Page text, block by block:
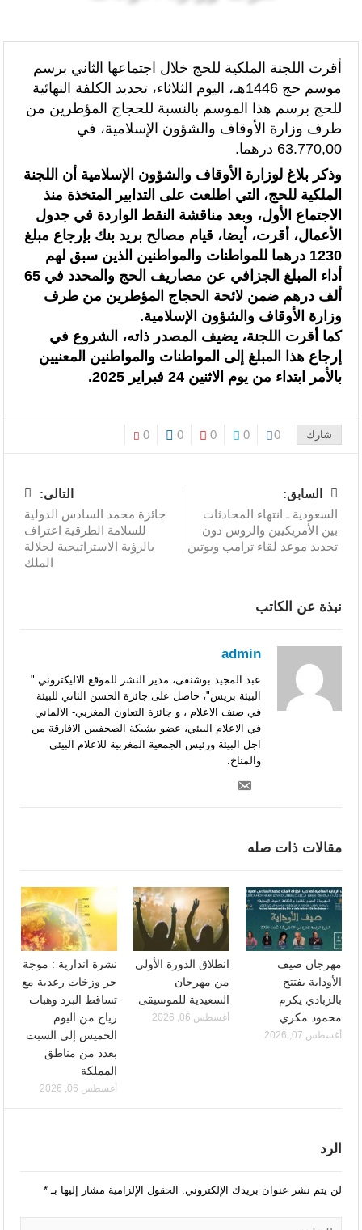
شمال إفريقيا والساحل وغرب إفريقيا (ANSCO) .(بيان صحفي )
قراءة سوسيولوجية :أزمة العبور الجماعي الأخيرة نحو سبتة تكشف عن موت
التاطير الحزبي وهيمنة الخوارزميات والصفحات الافتراضية
القوات المسلحة الملكية .. جاهزية عملياتية وتدخلات جوية منسقة لمكافحة
حرائق الغابات
تدبير ملف الهجرة “مسؤولية مشتركة” والمغرب “تحمل دوما نصيبه منها”
(مصدر حكومي)
برقية تهنئة إلى جلالة الملك من المدير العام لمنظمة “إيسيسكو” بمناسبة عيد
العرش المجيد
المنتخب المغربي للسيدات يتأهل إلى ربع النهائي عقب تعادله أمام نظيره
السنغالي (0-0)
أقرت اللجنة الملكية للحج خلال اجتماعها الثاني برسم
موسم حج 1446هـ، اليوم الثلاثاء، تحديد الكلفة النهائية
للحج برسم هذا الموسم بالنسبة للحجاج المؤطرين من
طرف وزارة الأوقاف والشؤون الإسلامية، في
63.770,00 درهما.
وذكر بلاغ لوزارة الأوقاف والشؤون الإسلامية أن اللجنة
الملكية للحج، التي اطلعت على التدابير المتخذة منذ
الاجتماع الأول، وبعد مناقشة النقط الواردة في جدول
الأعمال، أقرت، أيضا، قيام مصالح بريد بنك بإرجاع مبلغ
1230 درهما للمواطنات والمواطنين الذين سبق لهم
أداء المبلغ الجزافي عن مصاريف الحج والمحدد في 65
ألف درهم ضمن لائحة الحجاج المؤطرين من طرف
وزارة الأوقاف والشؤون الإسلامية.
كما أقرت اللجنة، يضيف المصدر ذاته، الشروع في
إرجاع هذا المبلغ إلى المواطنات والمواطنين المعنيين
بالأمر ابتداء من يوم الاثنين 24 فبراير 2025.
شارك 0
0
0
0
0
السابق:
السعودية ـ انتهاء المحادثات
بين الأمريكيين والروس دون
تحديد موعد لقاء ترامب وبوتين
التالى:
جائزة محمد السادس الدولية
للسلامة الطرقية اعتراف
بالرؤية الاستراتيجية لجلالة
الملك
نبذة عن الكاتب
admin
عبد المجيد بوشنفى، مدير النشر للموقع الاليكتروني "
البيئة بريس"، حاصل على جائزة الحسن الثاني للبيئة
في صنف الاعلام ، و جائزة التعاون المغربي- الالماني
في الاعلام البيئي، عضو بشبكة الصحفيين الافارقة من
اجل البيئة ورئيس الجمعية المغربية للاعلام البيئي
والمناخ.
مقالات ذات صله
مهرجان صيف
الأوداية يفتتح
بالزبادي يكرم
محمود مكري
أغسطس 07, 2026
انطلاق الدورة الأولى
من مهرجان
السعيدية للموسيقى
أغسطس 06, 2026
نشرة انذارية : موجة
حر وزخات رعدية مع
تساقط البرد وهبات
رياح من اليوم
الخميس إلى السبت
بعدد من مناطق
المملكة
أغسطس 06, 2026
الرد
لن يتم نشر عنوان بريدك الإلكتروني. الحقول الإلزامية مشار إليها بـ*